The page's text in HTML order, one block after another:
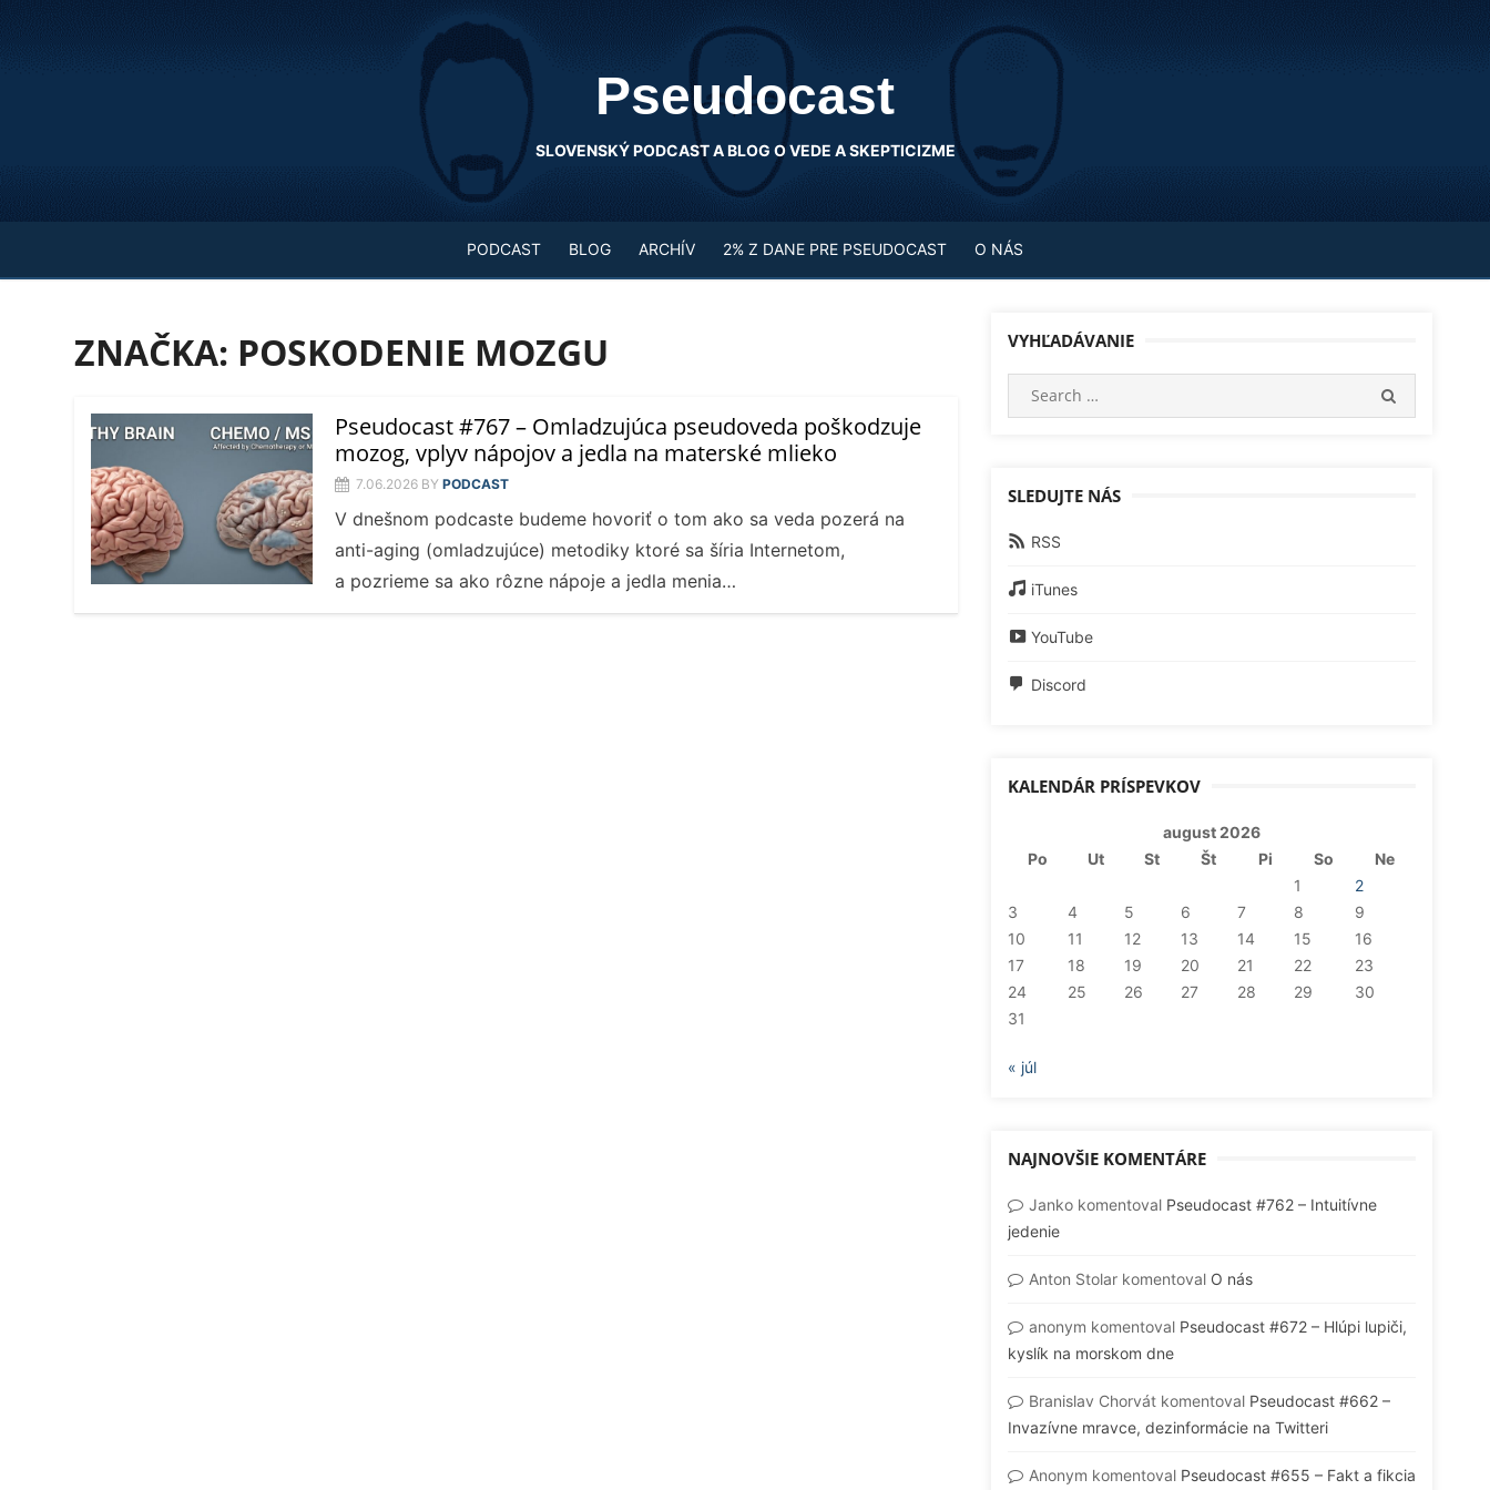
to
Pseudocast
SLOVENSKÝ PODCAST A BLOG O VEDE A SKEPTICIZME
PODCAST BLOG ARCHÍV 2% Z DANE PRE PSEUDOCAST O NÁS
ZNAČKA: POSKODENIE MOZGU
Pseudocast #767 – Omladzujúca pseudoveda poškodzuje
mozog, vplyv nápojov a jedla na materské mlieko
7.06.2026 BY PODCAST
V dnešnom podcaste budeme hovoriť o tom ako sa veda pozerá na
anti-aging (omladzujúce) metodiky ktoré sa šíria Internetom,
a pozrieme sa ako rôzne nápoje a jedla menia…
VYHĽADÁVANIE
SLEDUJTE NÁS
RSS
iTunes
YouTube
Discord
KALENDÁR PRÍSPEVKOV
august 2026
Po
Ut St Št Pi So
Ne
1
2
3
4 5 6 7 8
9
10
11 12 13 14 15
16
17
18 19 20 21 22
23
24
25 26 27 28 29
30
31
« júl
NAJNOVŠIE KOMENTÁRE
Jankokomentoval Pseudocast #762 – Intuitívne
jedenie
Anton Stolarkomentoval O nás
anonym komentoval Pseudocast #672 – Hlúpi lupiči,
kyslík na morskom dne
Branislav Chorvátkomentoval Pseudocast #662 –
Invazívne mravce, dezinformácie na Twitteri
Anonym komentoval Pseudocast #655 – Fakt a fikcia